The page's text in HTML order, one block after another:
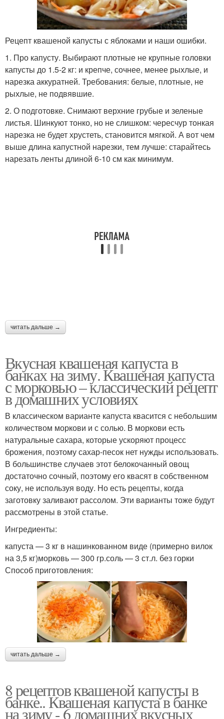
Капусты на зиму Засолки в банках
Суточная капуста Краснокочанная капуста
Капуста в маринаде Яблоки в капусте
Рецепт на 3-литровую
Рецепт квашеной капусты с яблоками и наши ошибки.
1. Про капусту. Выбирают плотные не крупные головки
капусты до 1.5-2 кг: и крепче, сочнее, менее рыхлые, и
нарезка аккуратней. Требования: белые, плотные, не
рыхлые, не подвявшие.
2. О подготовке. Снимают верхние грубые и зеленые
листья. Шинкуют тонко, но не слишком: чересчур тонкая
нарезка не будет хрустеть, становится мягкой. А вот чем
выше длина капустной нарезки, тем лучше: старайтесь
нарезать ленты длиной 6-10 см как минимум.
читать дальше →
Вкусная квашеная капуста в
банках на зиму. Квашеная капуста
с морковью – классический рецепт
в домашних условиях
В классическом варианте капуста квасится с небольшим
количеством моркови и с солью. В моркови есть
натуральные сахара, которые ускоряют процесс
брожения, поэтому сахар-песок нет нужды использовать.
В большинстве случаев этот белокочанный овощ
достаточно сочный, поэтому его квасят в собственном
соку, не используя воду. Но есть рецепты, когда
заготовку заливают рассолом. Эти варианты тоже будут
рассмотрены в этой статье.
Ингредиенты:
капуста — 3 кг в нашинкованном виде (примерно вилок
на 3,5 кг)морковь — 300 гр.соль — 3 ст.л. без горки
Способ приготовления:
читать дальше →
8 рецептов квашеной капусты в
банке.. Квашеная капуста в банке
на зиму - 6 домашних вкусных